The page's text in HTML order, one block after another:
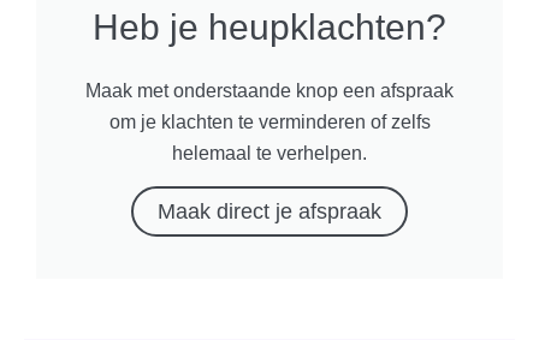
Heb je heupklachten?
Maak met onderstaande knop een afspraak
om je klachten te verminderen of zelfs
helemaal te verhelpen.
Maak direct je afspraak